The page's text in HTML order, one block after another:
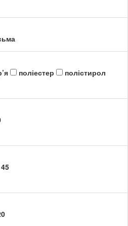
поліестер
полістирол
45